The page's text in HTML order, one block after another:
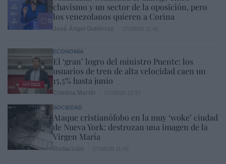
chavismo y un sector de la oposición, pero
los venezolanos quieren a Corina
ECONOMÍA
El ‘gran’ logro del ministro Puente: los
usuarios de tren de alta velocidad caen un
15,5% hasta junio
SOCIEDAD
Ataque cristianófobo en la muy ‘woke’ ciudad
de Nueva York: destrozan una imagen de la
Virgen María